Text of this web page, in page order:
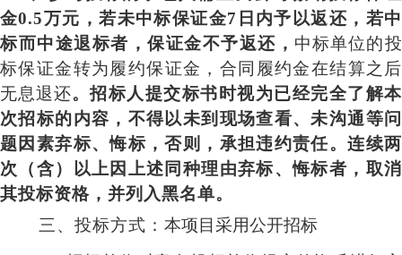
金0.5万元，若未中标保证金7日内予以返还，若中
标而中途退标者，保证金不予返还， 中标单位的投
标保证金转为履约保证金，合同履约金在结算之后
无息退还。招标人提交标书时视为已经完全了解本
次招标的内容，不得以未到现场查看、未沟通等问
题因素弃标、悔标，否则，承担违约责任。连续两
次（含）以上因上述同种理由弃标、悔标者，取消
其投标资格，并列入黑名单。
三、投标方式 ： 本项目采用公开招标